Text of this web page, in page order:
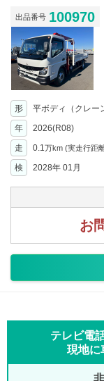
出品番号 100970
形 平ボディ（クレー
年
2026(R08)
走 0.1万km (実走行距
検
2028年 01月
お
テレビ電
現地に